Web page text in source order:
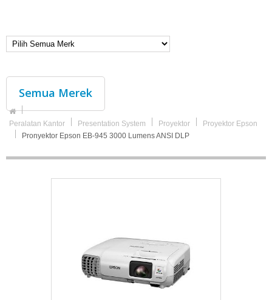
Semua Merek
Peralatan Kantor Presentation System Proyektor
Proyektor Epson
Pronyektor Epson EB-945 3000 Lumens ANSI DLP